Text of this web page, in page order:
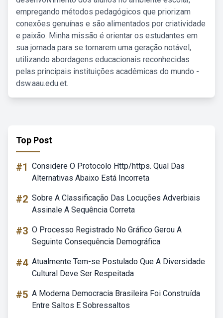
empregando métodos pedagógicos que priorizam
conexões genuínas e são alimentados por criatividade
e paixão. Minha missão é orientar os estudantes em
sua jornada para se tornarem uma geração notável,
utilizando abordagens educacionais reconhecidas
pelas principais instituições acadêmicas do mundo -
dsw.aau.edu.et.
Top Post
#1 Considere O Protocolo Http/https. Qual Das
Alternativas Abaixo Está Incorreta
#2 Sobre A Classificação Das Locuções Adverbiais
Assinale A Sequência Correta
#3 O Processo Registrado No Gráfico Gerou A
Seguinte Consequência Demográfica
#4 Atualmente Tem-se Postulado Que A Diversidade
Cultural Deve Ser Respeitada
#5 A Moderna Democracia Brasileira Foi Construída
Entre Saltos E Sobressaltos